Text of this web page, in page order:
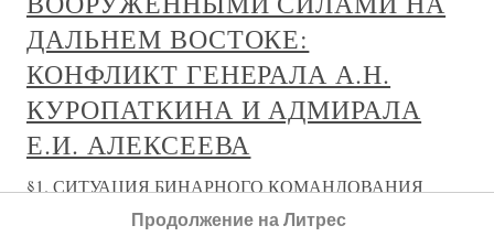
ДАЛЬНЕМ ВОСТОКЕ:
КОНФЛИКТ ГЕНЕРАЛА А.Н.
КУРОПАТКИНА И АДМИРАЛА
Е.И. АЛЕКСЕЕВА
§1. СИТУАЦИЯ БИНАРНОГО КОМАНДОВАНИЯ
ВООРУЖЕННЫМИ СИЛАМИ НА ДАЛЬНЕМ
Продолжение на Литрес